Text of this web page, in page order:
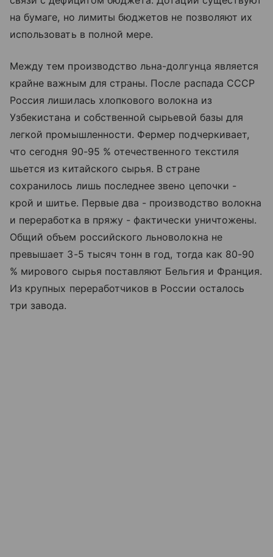
на бумаге, но лимиты бюджетов не позволяют их
использовать в полной мере.
Между тем производство льна-долгунца является
крайне важным для страны. После распада СССР
Россия лишилась хлопкового волокна из
Узбекистана и собственной сырьевой базы для
легкой промышленности. Фермер подчеркивает,
что сегодня 90-95 % отечественного текстиля
шьется из китайского сырья. В стране
сохранилось лишь последнее звено цепочки -
крой и шитье. Первые два - производство волокна
и переработка в пряжу - фактически уничтожены.
Общий объем российского льноволокна не
превышает 3-5 тысяч тонн в год, тогда как 80-90
% мирового сырья поставляют Бельгия и Франция.
Из крупных переработчиков в России осталось
три завода.